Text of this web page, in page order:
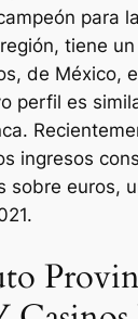
para
tiene
de México,
perfil es
ingresos
sobre euros,